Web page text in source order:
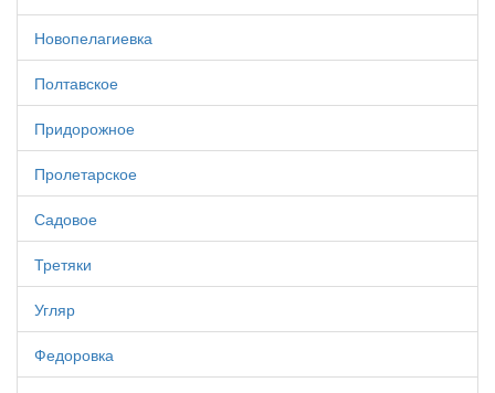
Новопелагиевка
Полтавское
Придорожное
Пролетарское
Садовое
Третяки
Угляр
Федоровка